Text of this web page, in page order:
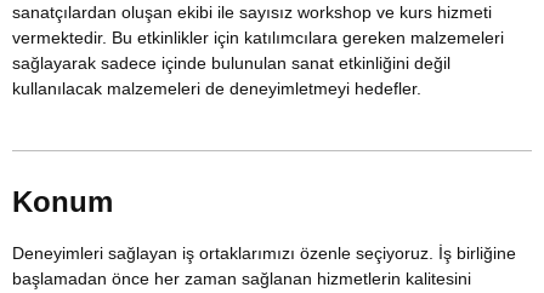
sanatçılardan oluşan ekibi ile sayısız workshop ve kurs hizmeti
vermektedir. Bu etkinlikler için katılımcılara gereken malzemeleri
sağlayarak sadece içinde bulunulan sanat etkinliğini değil
kullanılacak malzemeleri de deneyimletmeyi hedefler.
Konum
Deneyimleri sağlayan iş ortaklarımızı özenle seçiyoruz. İş birliğine
başlamadan önce her zaman sağlanan hizmetlerin kalitesini